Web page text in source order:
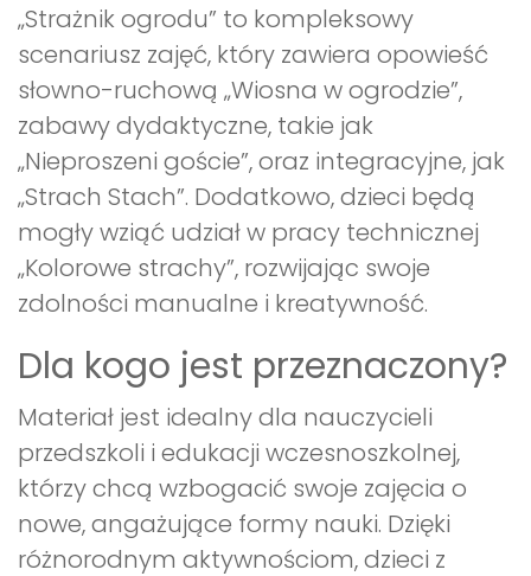
„Strażnik ogrodu” to kompleksowy
scenariusz zajęć, który zawiera opowieść
słowno-ruchową „Wiosna w ogrodzie”,
zabawy dydaktyczne, takie jak
„Nieproszeni goście”, oraz integracyjne, jak
„Strach Stach”. Dodatkowo, dzieci będą
mogły wziąć udział w pracy technicznej
„Kolorowe strachy”, rozwijając swoje
zdolności manualne i kreatywność.
Dla kogo jest przeznaczony?
Materiał jest idealny dla nauczycieli
przedszkoli i edukacji wczesnoszkolnej,
którzy chcą wzbogacić swoje zajęcia o
nowe, angażujące formy nauki. Dzięki
różnorodnym aktywnościom, dzieci z